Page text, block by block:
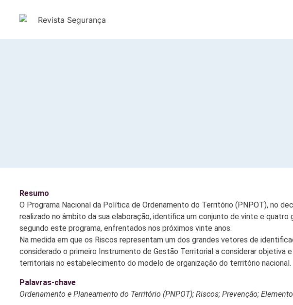
Resumo
O Programa Nacional da Política de Ordenamento do Território (PNPOT), no
realizado no âmbito da sua elaboração, identifica um conjunto de vinte e
segundo este programa, enfrentados nos próximos vinte anos.
Na medida em que os Riscos representam um dos grandes vetores de
considerado o primeiro Instrumento de Gestão Territorial a considerar
territoriais no estabelecimento do modelo de organização do território nacional.
Palavras-chave
Ordenamento e Planeamento do Território (PNPOT); Riscos; Prevenção;